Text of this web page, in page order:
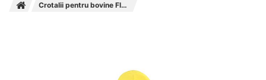
Crotalii pentru bovine FlexoPlus